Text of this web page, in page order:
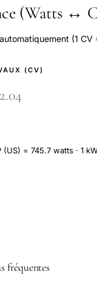
(Watts ↔
(1 CV
(CV)
= 745.7 watts · 1
fréquentes